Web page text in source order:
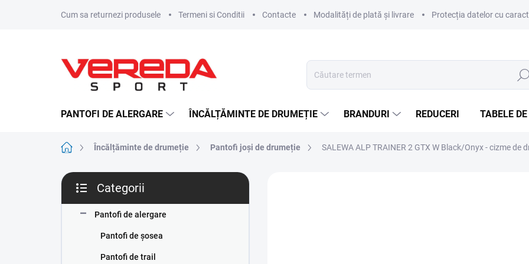
Cum sa returnezi produsele Termeni si Conditii Contacte Modalități de plată și livrare Protecția datelor cu
PANTOFI DE ALERGARE ÎNCĂLȚĂMINTE DE DRUMEȚIE BRANDURI REDUCERI TABELE
AcasăÎncălțăminte de drumeție Pantofi joși de drumeție SALEWA ALP TRAINER 2 GTX W Black/Onyx - cizme de
B
r
peste
categorii
Categorii
Pantofi de alergare
Pantofi de șosea
Pantofi de trail